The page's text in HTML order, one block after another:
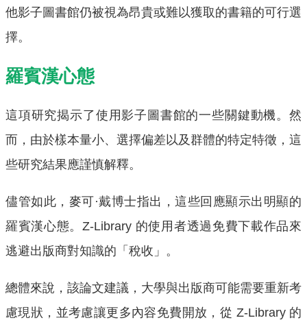
他影子圖書館仍被視為昂貴或難以獲取的書籍的可行選
擇。
羅賓漢心態
這項研究揭示了使用影子圖書館的一些關鍵動機。然
而，由於樣本量小、選擇偏差以及群體的特定特徵，這
些研究結果應謹慎解釋。
儘管如此，麥可·戴博士指出，這些回應顯示出明顯的
羅賓漢心態。Z-Library 的使用者透過免費下載作品來
逃避出版商對知識的「稅收」。
總體來說，該論文建議，大學與出版商可能需要重新考
慮現狀，並考慮讓更多內容免費開放，從 Z-Library 的